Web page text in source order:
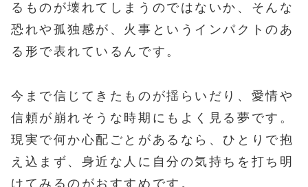
るものが壊れてしまうのではないか、そんな
恐れや孤独感が、火事というインパクトのあ
る形で表れているんです。
今まで信じてきたものが揺らいだり、愛情や
信頼が崩れそうな時期にもよく見る夢です。
現実で何か心配ごとがあるなら、ひとりで抱
え込まず、身近な人に自分の気持ちを打ち明
けてみるのがおすすめです。